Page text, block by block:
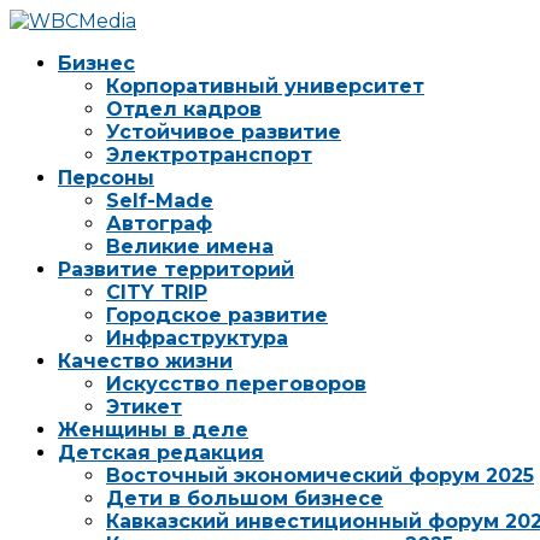
Бизнес
Корпоративный университет
Отдел кадров
Устойчивое развитие
Электротранспорт
Персоны
Self-Made
Автограф
Великие имена
Развитие территорий
CITY TRIP
Городское развитие
Инфраструктура
Качество жизни
Искусство переговоров
Этикет
Женщины в деле
Детская редакция
Восточный экономический форум 2025
Дети в большом бизнесе
Кавказский инвестиционный форум